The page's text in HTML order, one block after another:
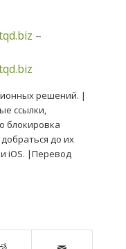
–
решений. |
ссылки,
блокировка
до их
iOS. |Перевод